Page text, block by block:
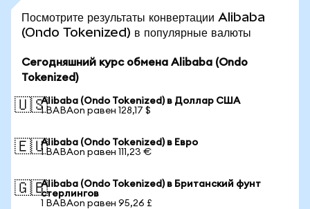
Посмотрите результаты конвертации Alibaba
(Ondo Tokenized) в популярные валюты
Сегодняшний курс обмена Alibaba (Ondo
Tokenized)
🇺🇸Alibaba (Ondo Tokenized) в Доллар США
1 BABAon равен 128,17 $
🇪🇺Alibaba (Ondo Tokenized) в Евро
1 BABAon равен 111,23 €
🇬🇧Alibaba (Ondo Tokenized) в Британский фунт
стерлингов
1 BABAon равен 95,26 £